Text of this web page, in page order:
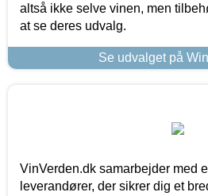
altså ikke selve vinen, men
at se deres udvalg.
Se udvalget på
VinVerden.dk samarbejder med
leverandører, der sikrer dig et